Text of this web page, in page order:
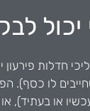
יכול
חדלות
לו כסף).
או בעתיד),